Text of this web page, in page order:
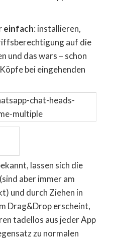
einfach: installieren,
auf die
und das wars – schon
bei eingehenden
lassen sich die
aber immer am
und durch Ziehen in
Drag&Drop erscheint,
tadellos aus jeder App
zu normalen